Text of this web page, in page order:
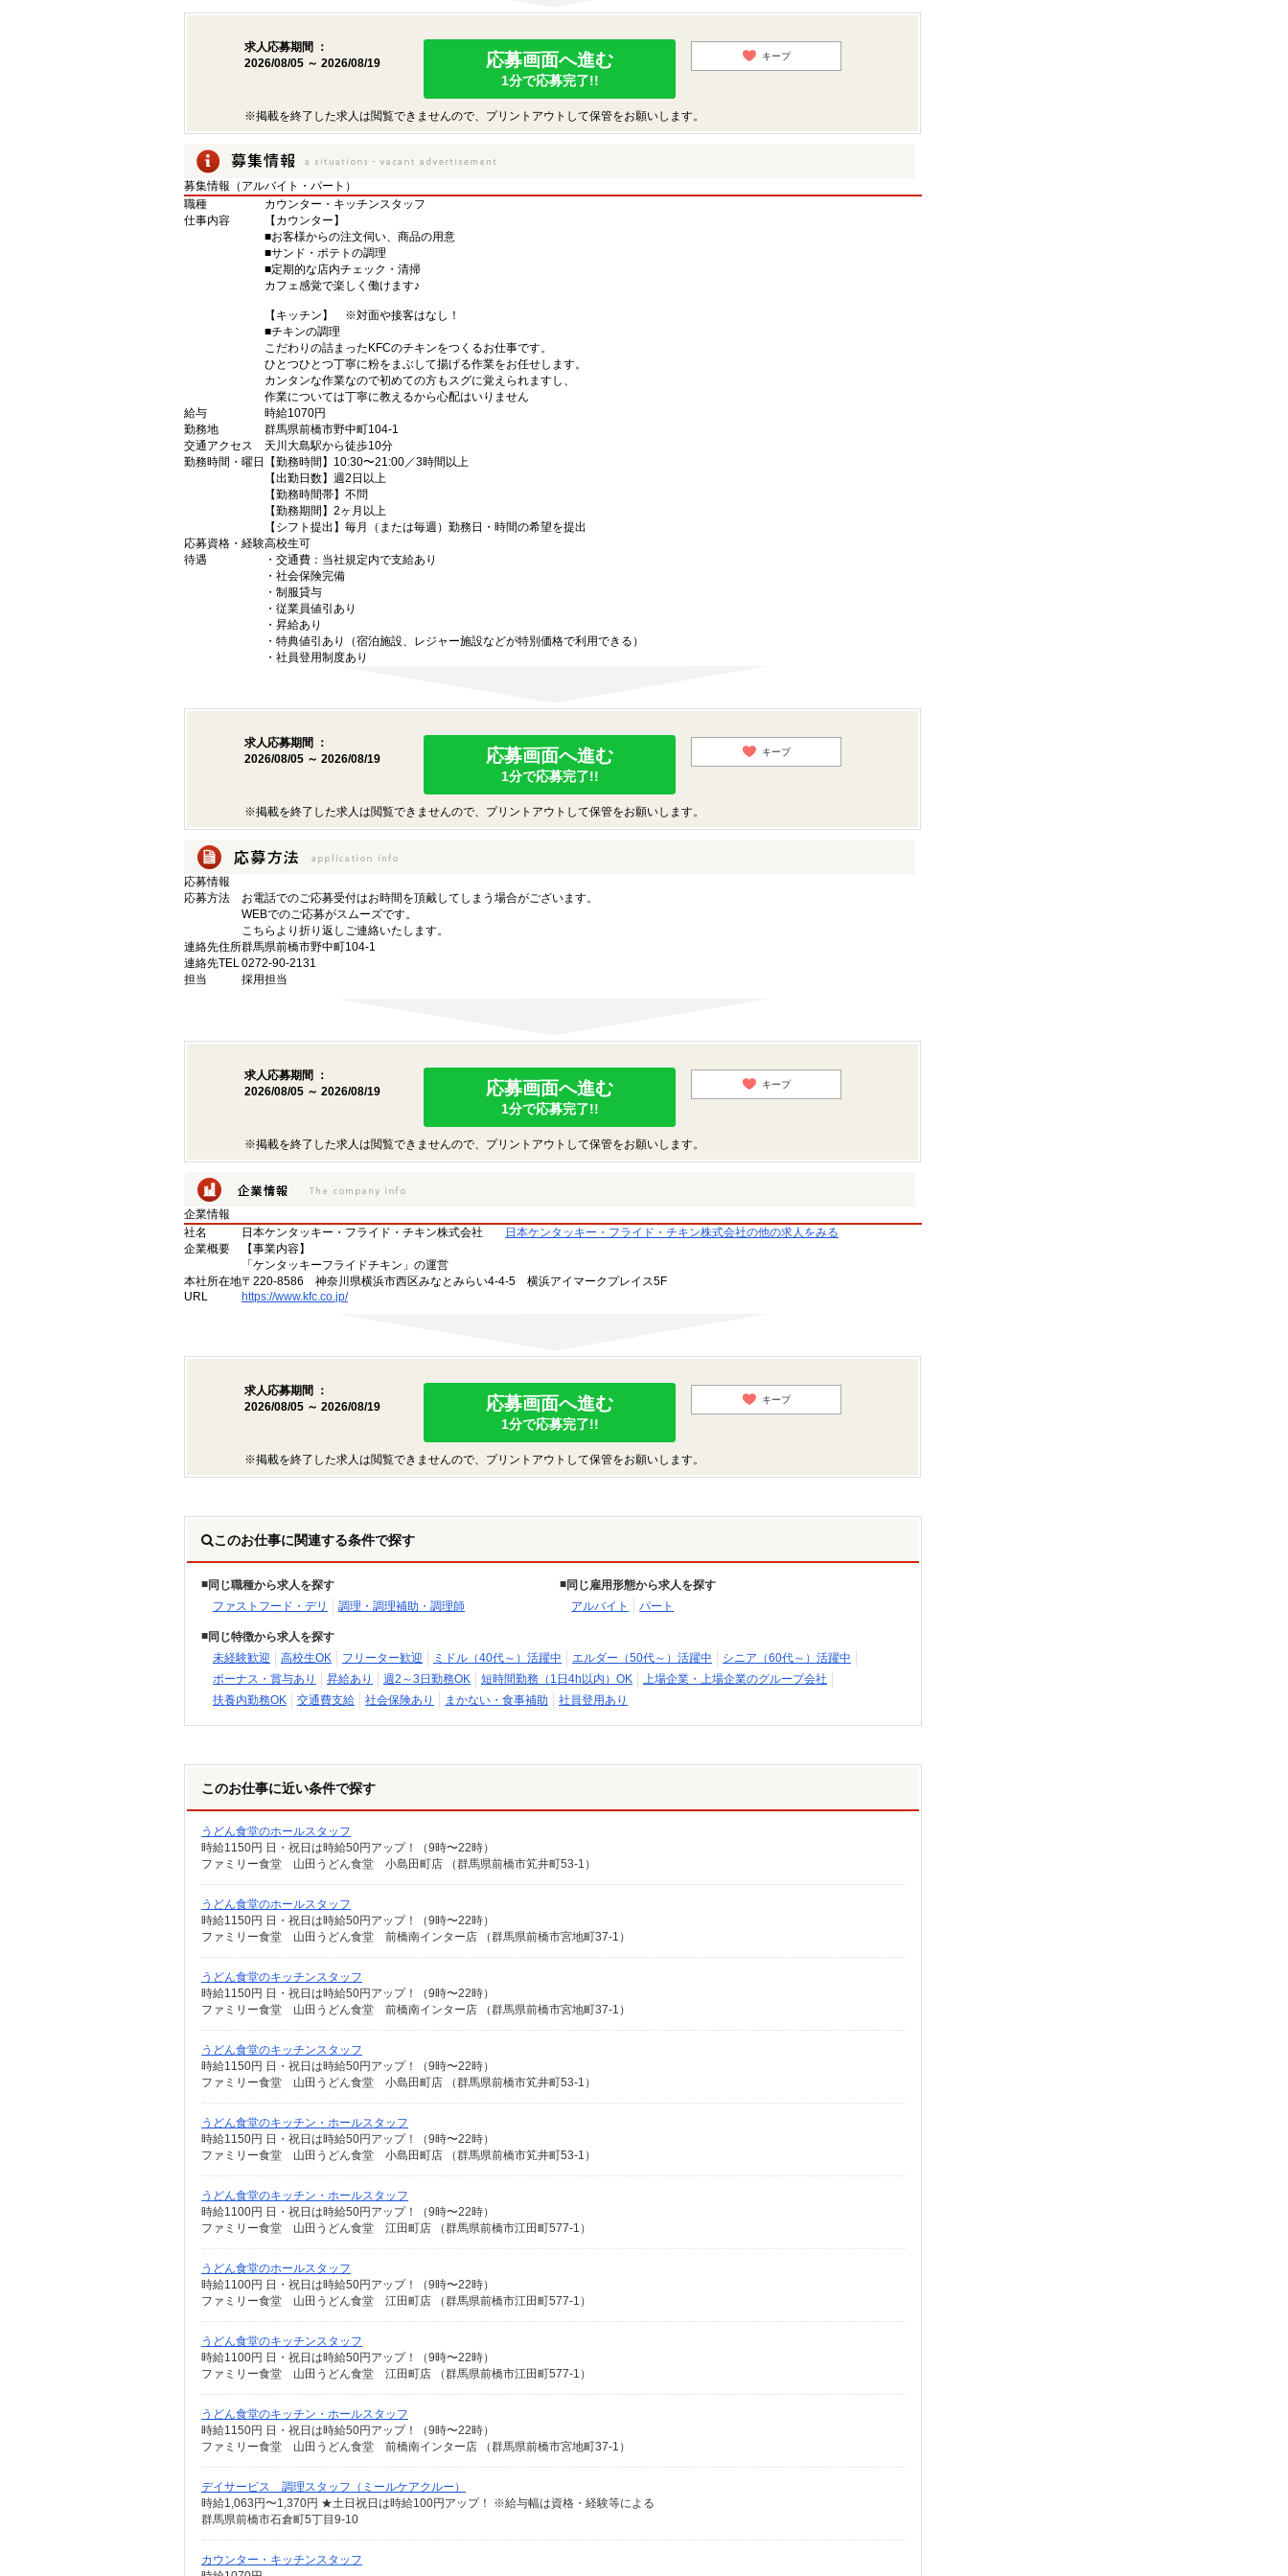
求人応募期間 ：
2026/08/05 ～ 2026/08/19
応募画面へ進む
1分で応募完了!!
キープ
※掲載を終了した求人は閲覧できませんので、プリントアウトして保管をお願いします。
募集情報（アルバイト・パート）
職種
カウンター・キッチンスタッフ
仕事内容
【カウンター】
■お客様からの注文伺い、商品の用意
■サンド・ポテトの調理
■定期的な店内チェック・清掃
カフェ感覚で楽しく働けます♪
【キッチン】 ※対面や接客はなし！
■チキンの調理
こだわりの詰まったKFCのチキンをつくるお仕事です。
ひとつひとつ丁寧に粉をまぶして揚げる作業をお任せします。
カンタンな作業なので初めての方もスグに覚えられますし、
作業については丁寧に教えるから心配はいりません
給与
時給1070円
勤務地
群馬県前橋市野中町104-1
交通アクセス
天川大島駅から徒歩10分
勤務時間・曜日
【勤務時間】10:30〜21:00／3時間以上
【出勤日数】週2日以上
【勤務時間帯】不問
【勤務期間】2ヶ月以上
【シフト提出】毎月（または毎週）勤務日・時間の希望を提出
応募資格・経験高校生可
待遇
・交通費：当社規定内で支給あり
・社会保険完備
・制服貸与
・従業員値引あり
・昇給あり
・特典値引あり（宿泊施設、レジャー施設などが特別価格で利用できる）
・社員登用制度あり
求人応募期間 ：
2026/08/05 ～ 2026/08/19
応募画面へ進む
1分で応募完了!!
キープ
※掲載を終了した求人は閲覧できませんので、プリントアウトして保管をお願いします。
応募情報
応募方法
お電話でのご応募受付はお時間を頂戴してしまう場合がございます。
WEBでのご応募がスムーズです。
こちらより折り返しご連絡いたします。
連絡先住所群馬県前橋市野中町104-1
連絡先TEL0272-90-2131
担当
採用担当
求人応募期間 ：
2026/08/05 ～ 2026/08/19
応募画面へ進む
1分で応募完了!!
キープ
※掲載を終了した求人は閲覧できませんので、プリントアウトして保管をお願いします。
企業情報
社名
日本ケンタッキー・フライド・チキン株式会社
日本ケンタッキー・フライド・チキン株式会社の他の求人をみる
企業概要
【事業内容】
「ケンタッキーフライドチキン」の運営
本社所在地〒220-8586 神奈川県横浜市西区みなとみらい4-4-5 横浜アイマークプレイス5F
URL
https://www.kfc.co.jp/
求人応募期間 ：
2026/08/05 ～ 2026/08/19
応募画面へ進む
1分で応募完了!!
キープ
※掲載を終了した求人は閲覧できませんので、プリントアウトして保管をお願いします。
このお仕事に関連する条件で探す
同じ職種から求人を探す
ファストフード・デリ
調理・調理補助・調理師
同じ雇用形態から求人を探す
アルバイト
パート
同じ特徴から求人を探す
未経験歓迎
高校生OK フリーター歓迎 ミドル（40代～）活躍中 エルダー（50代～）活躍中
シニア（60代～）活躍中
ボーナス・賞与あり
昇給あり 週2～3日勤務OK 短時間勤務（1日4h以内）OK
上場企業・上場企業のグループ会社
扶養内勤務OK
交通費支給 社会保険あり まかない・食事補助 社員登用あり
このお仕事に近い条件で探す
うどん食堂のホールスタッフ
時給1150円 日・祝日は時給50円アップ！（9時〜22時）
ファミリー食堂 山田うどん食堂 小島田町店 （群馬県前橋市笂井町53-1）
うどん食堂のホールスタッフ
時給1150円 日・祝日は時給50円アップ！（9時〜22時）
ファミリー食堂 山田うどん食堂 前橋南インター店 （群馬県前橋市宮地町37-1）
うどん食堂のキッチンスタッフ
時給1150円 日・祝日は時給50円アップ！（9時〜22時）
ファミリー食堂 山田うどん食堂 前橋南インター店 （群馬県前橋市宮地町37-1）
うどん食堂のキッチンスタッフ
時給1150円 日・祝日は時給50円アップ！（9時〜22時）
ファミリー食堂 山田うどん食堂 小島田町店 （群馬県前橋市笂井町53-1）
うどん食堂のキッチン・ホールスタッフ
時給1150円 日・祝日は時給50円アップ！（9時〜22時）
ファミリー食堂 山田うどん食堂 小島田町店 （群馬県前橋市笂井町53-1）
うどん食堂のキッチン・ホールスタッフ
時給1100円 日・祝日は時給50円アップ！（9時〜22時）
ファミリー食堂 山田うどん食堂 江田町店 （群馬県前橋市江田町577-1）
うどん食堂のホールスタッフ
時給1100円 日・祝日は時給50円アップ！（9時〜22時）
ファミリー食堂 山田うどん食堂 江田町店 （群馬県前橋市江田町577-1）
うどん食堂のキッチンスタッフ
時給1100円 日・祝日は時給50円アップ！（9時〜22時）
ファミリー食堂 山田うどん食堂 江田町店 （群馬県前橋市江田町577-1）
うどん食堂のキッチン・ホールスタッフ
時給1150円 日・祝日は時給50円アップ！（9時〜22時）
ファミリー食堂 山田うどん食堂 前橋南インター店 （群馬県前橋市宮地町37-1）
デイサービス 調理スタッフ（ミールケアクルー）
時給1,063円〜1,370円 ★土日祝日は時給100円アップ！ ※給与幅は資格・経験等による
群馬県前橋市石倉町5丁目9-10
カウンター・キッチンスタッフ